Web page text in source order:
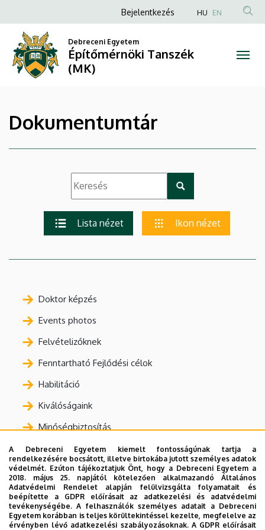
Építőmérnöki
Tanszék
(MK)
a
tartalomra
Anonim
fiók
menüje
Bejelentkezés HU EN
Debreceni Egyetem
Építőmérnöki Tanszék
(MK)
Dokumentumtár
Lista nézet Ikon nézet
Doktor képzés
Events photos
Felvételizőknek
Fenntartható Fejlődési célok
Habilitáció
Kiválóságaink
Minőségbiztosítás
Nyilvános adatok
Nyomtatványok, bizonylatok
Oktatás
Statisztikák
A Debreceni Egyetem kiemelt fontosságúnak tartja a
rendelkezésére bocsátott, illetve birtokába jutott személyes adatok
védelmét. Ezúton tájékoztatjuk Önt, hogy a Debreceni Egyetem a
2018. május 25. napjától kötelezően alkalmazandó Általános
Adatvédelmi Rendelet alapján felülvizsgálta folyamatait és
beépítette a GDPR előírásait az adatkezelési és adatvédelmi
tevékenységébe. A felhasználók személyes adatait a Debreceni
Egyetem korábban is teljes körültekintéssel kezelte, megfelelve az
érvényben lévő adatkezelési szabályozásoknak. A GDPR előírásait